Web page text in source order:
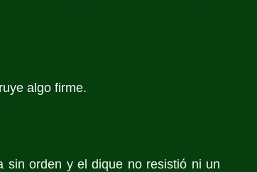
algo firme.
sin orden y el dique no resistió ni un